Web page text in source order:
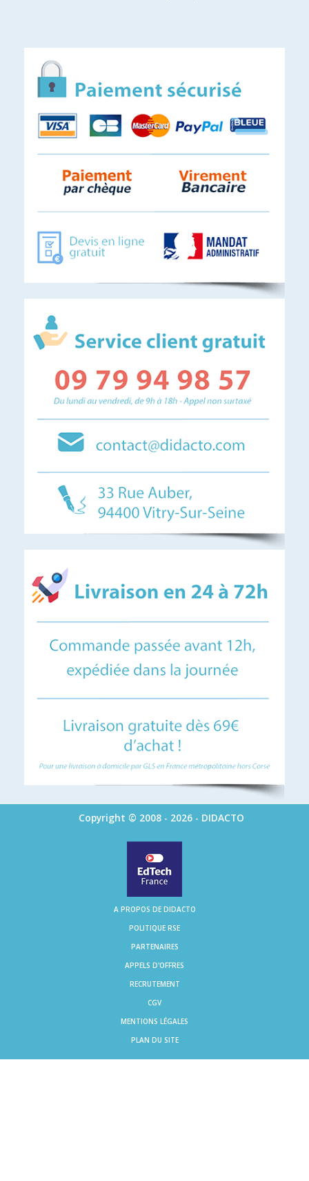
Copyright © 2008 - 2026 - DIDACTO
A PROPOS DE DIDACTO
POLITIQUE RSE
PARTENAIRES
APPELS D'OFFRES
RECRUTEMENT
CGV
MENTIONS LÉGALES
PLAN DU SITE